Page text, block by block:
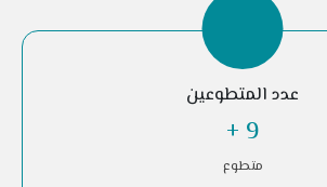
عدد المتطوعين
22
+
متطوع